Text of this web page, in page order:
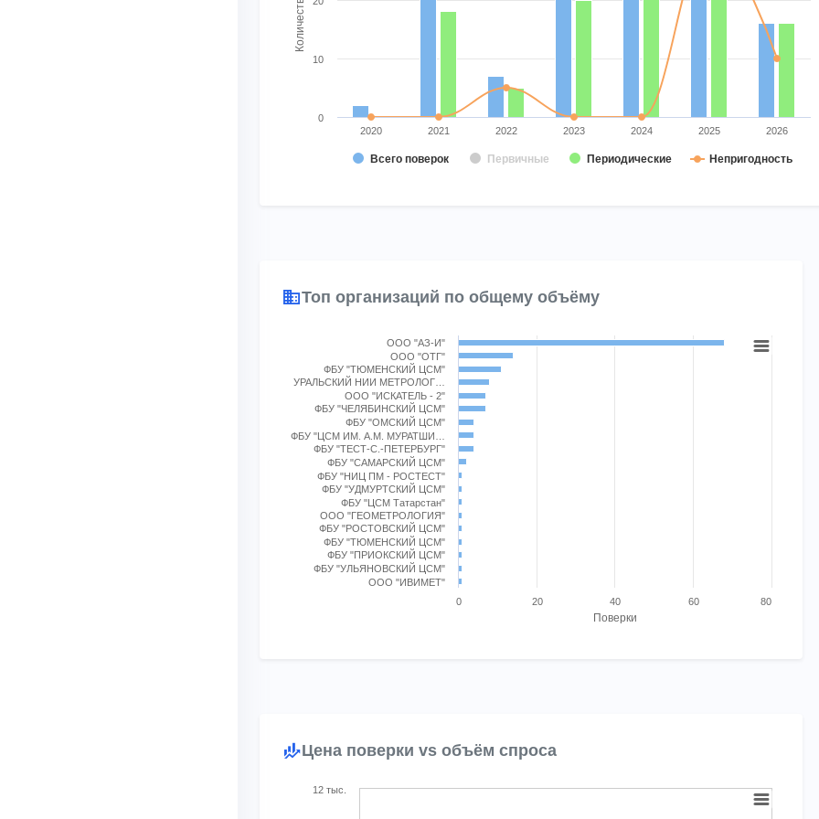
Всего поверок Первичные Периодические Непригодность
2020 2021 2022 2023 2024 2025 2026
0
10
Топ организаций по общему объёму
Bar chart with 19 bars.
View as data table, Chart
The chart has 1 X axis displaying categories.
The chart has 1 Y axis displaying Поверки. Range: 0 to 80.
Поверки
ООО "АЗ-И"
ООО "ОТГ"
ФБУ "ТЮМЕНСКИЙ ЦСМ"
УРАЛЬСКИЙ НИИ МЕТРОЛОГ…
ООО "ИСКАТЕЛЬ - 2"
ФБУ "ЧЕЛЯБИНСКИЙ ЦСМ"
ФБУ "ОМСКИЙ ЦСМ"
ФБУ "ЦСМ ИМ. А.М. МУРАТШИ…
ФБУ "ТЕСТ-С.-ПЕТЕРБУРГ"
ФБУ "САМАРСКИЙ ЦСМ"
ФБУ "НИЦ ПМ - РОСТЕСТ"
ФБУ "УДМУРТСКИЙ ЦСМ"
ФБУ "ЦСМ Татарстан"
ООО "ГЕОМЕТРОЛОГИЯ"
ФБУ "РОСТОВСКИЙ ЦСМ"
ФБУ "ТЮМЕНСКИЙ ЦСМ"
ФБУ "ПРИОКСКИЙ ЦСМ"
ФБУ "УЛЬЯНОВСКИЙ ЦСМ"
ООО "ИВИМЕТ"
0
20 40 60 80
Цена поверки vs объём спроса
12 тыс.